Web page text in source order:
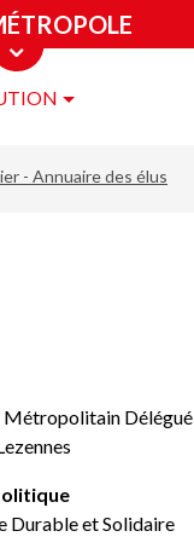
- Annuaire des élus
Métropolitain Délégué
Durable et Solidaire